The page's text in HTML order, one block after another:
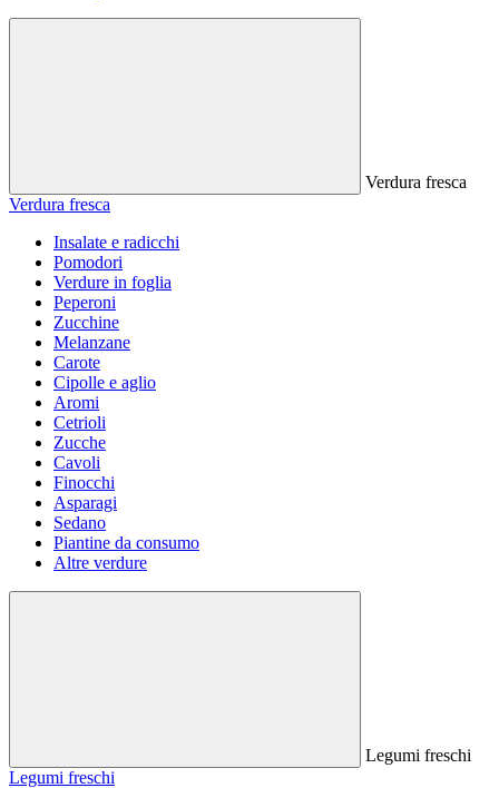
Verdura fresca
Verdura fresca
Insalate e radicchi
Pomodori
Verdure in foglia
Peperoni
Zucchine
Melanzane
Carote
Cipolle e aglio
Aromi
Cetrioli
Zucche
Cavoli
Finocchi
Asparagi
Sedano
Piantine da consumo
Altre verdure
Legumi freschi
Legumi freschi